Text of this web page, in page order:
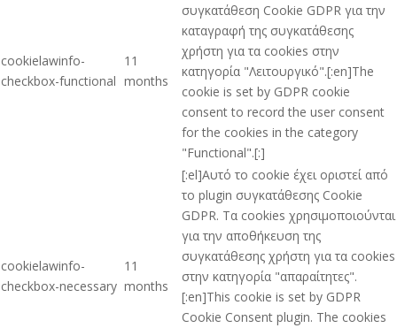
cookielawinfo-
checkbox-functional
11
months
συγκατάθεση Cookie GDPR για την
καταγραφή της συγκατάθεσης
χρήστη για τα cookies στην
κατηγορία "Λειτουργικό".[:en]The
cookie is set by GDPR cookie
consent to record the user consent
for the cookies in the category
"Functional".[:]
cookielawinfo-
checkbox-necessary
11
months
[:el]Αυτό το cookie έχει οριστεί από
το plugin συγκατάθεσης Cookie
GDPR. Τα cookies χρησιμοποιούνται
για την αποθήκευση της
συγκατάθεσης χρήστη για τα cookies
στην κατηγορία "απαραίτητες".
[:en]This cookie is set by GDPR
Cookie Consent plugin. The cookies